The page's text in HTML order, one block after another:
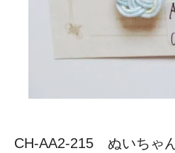
CH-AA2-215 ぬいちゃ